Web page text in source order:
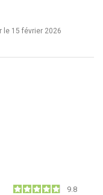
le 15 février 2026
9.8